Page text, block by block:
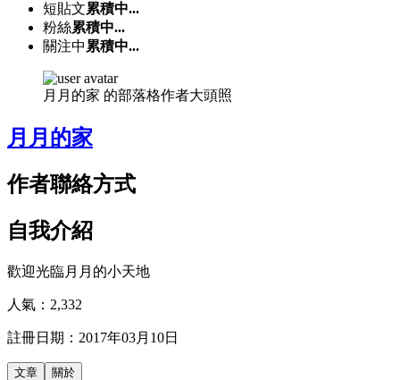
短貼文累積中...
粉絲累積中...
關注中 累積中...
月月的家 的部落格作者大頭照
月月的家
作者聯絡方式
自我介紹
歡迎光臨月月的小天地
人氣： 2,332
註冊日期： 2017年03月10日
文章 關於